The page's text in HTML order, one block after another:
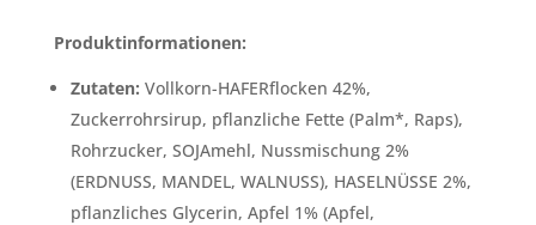
Produktinformationen:
Zutaten: Vollkorn-HAFERflocken 42%,
Zuckerrohrsirup, pflanzliche Fette (Palm*, Raps),
Rohrzucker, SOJAmehl, Nussmischung 2%
(ERDNUSS, MANDEL, WALNUSS), HASELNÜSSE 2%,
pflanzliches Glycerin, Apfel 1% (Apfel,